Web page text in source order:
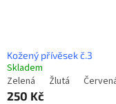
Kožený přívěsek č.3
Skladem
Zelená
Žlutá
250 Kč